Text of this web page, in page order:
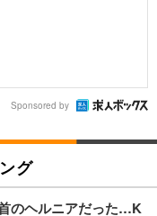
Sponsored by
グ
のヘルニアだった…K